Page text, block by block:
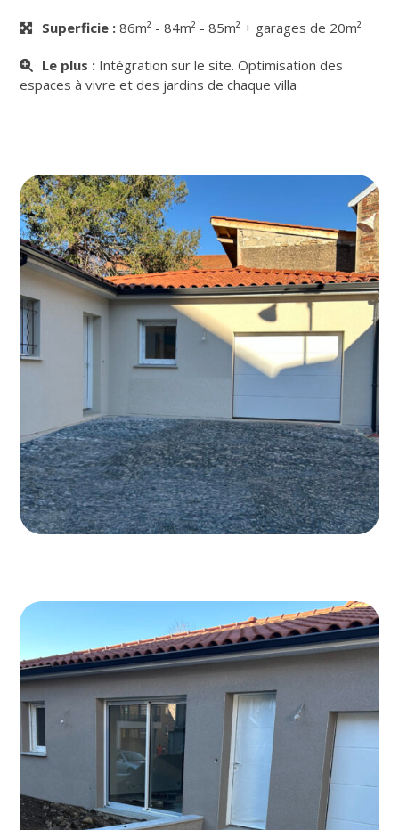
Superficie : 86m² - 84m² - 85m² + garages de 20m²
Le plus : Intégration sur le site. Optimisation des
espaces à vivre et des jardins de chaque villa